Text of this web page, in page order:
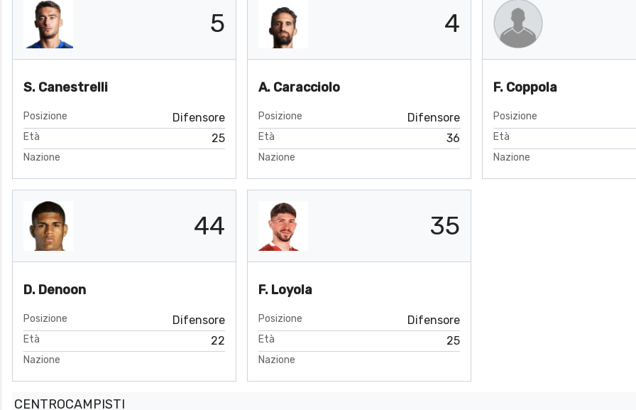
5
S. Canestrelli
Posizione Difensore
Età 25
Nazione
4
A. Caracciolo
Posizione Difensore
Età 36
Nazione
F. Coppola
Posizione
Età
Nazione
44
D. Denoon
Posizione Difensore
Età 22
Nazione
35
F. Loyola
Posizione Difensore
Età 25
Nazione
CENTROCAMPISTI